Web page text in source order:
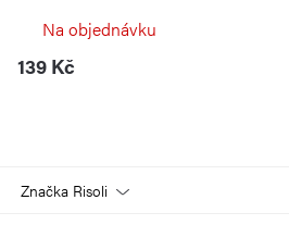
Na objednávku
139 Kč
Značka Risoli